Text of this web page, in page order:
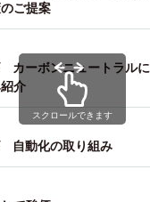
ご提案
カーボンニュートラルに
介
自動化の取り組み
スクロールできます